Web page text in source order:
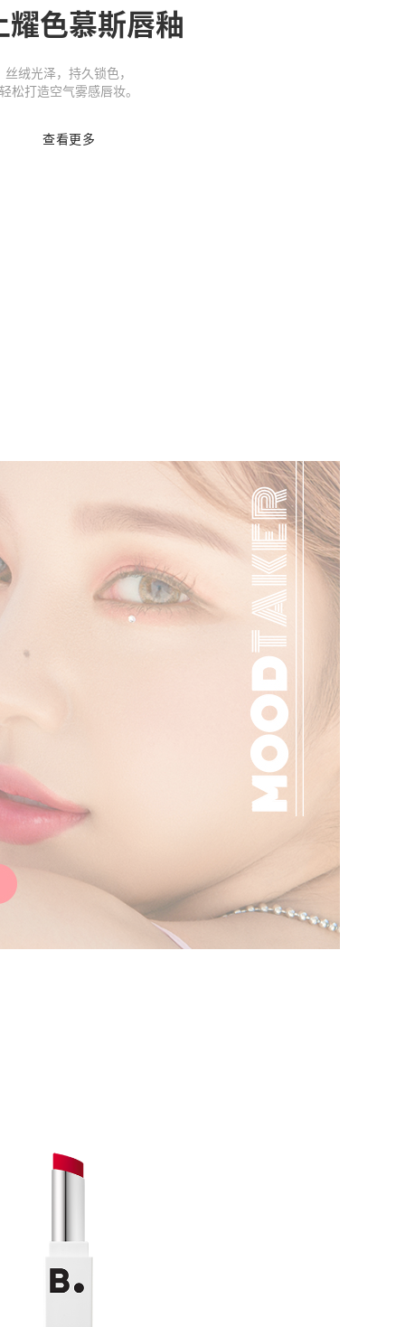
耀色慕斯唇釉
丝绒光泽，持久锁色，
轻松打造空气雾感唇妆。
查看更多